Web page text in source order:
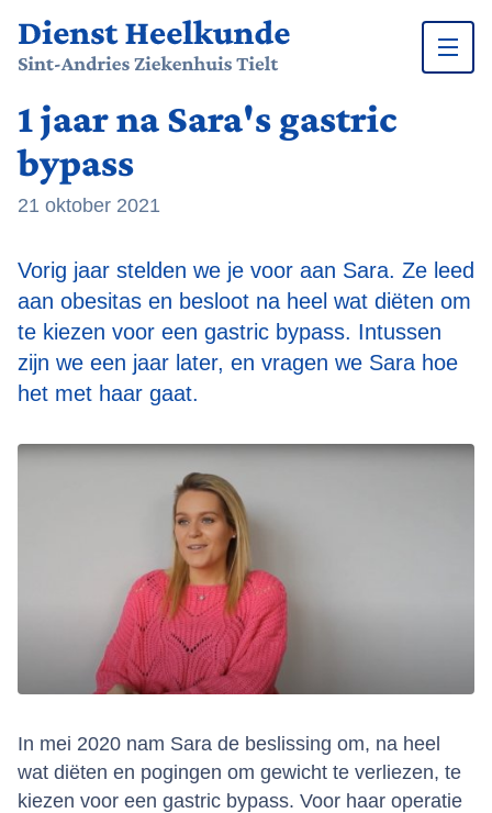
Ga naar inhoud
1 jaar na Sara's gastric
bypass
21 oktober 2021
Vorig jaar stelden we je voor aan Sara. Ze leed
aan obesitas en besloot na heel wat diëten om
te kiezen voor een gastric bypass. Intussen
zijn we een jaar later, en vragen we Sara hoe
het met haar gaat.
In mei 2020 nam Sara de beslissing om, na heel
wat diëten en pogingen om gewicht te verliezen, te
kiezen voor een gastric bypass. Voor haar operatie